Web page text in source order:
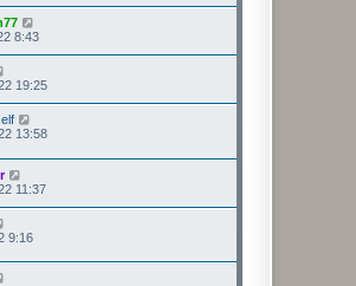
8:43
19:25
13:58
11:37
9:16